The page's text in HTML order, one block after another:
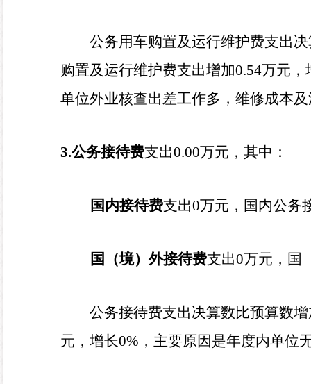
公务用车购置及运行维护费支出
购置及运行维护费支出增加0.54万元，
单位外业核查出差工作多，维修成本
3.公务接待费支出0.00万元，其中：
国内接待费支出0万元，国内公务
国（境）外接待费支出0万元，国
公务接待费支出决算数比预算数
元，增长0% ，主要原因是年度内单位